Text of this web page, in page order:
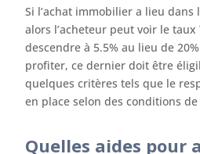
Si l’achat immobilier a lieu dans
alors l’acheteur peut voir le
descendre à 5.5% au lieu de
profiter, ce dernier doit être
quelques critères tels que le
en place selon des conditions
Quelles aides pour